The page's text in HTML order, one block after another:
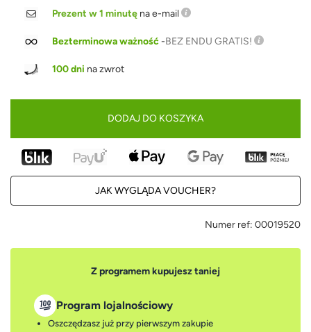
Prezent w 1 minutę na e-mail
Bezterminowa ważność-BEZ ENDU GRATIS!
100 dni na zwrot
DODAJ DO KOSZYKA
JAK WYGLĄDA VOUCHER?
Numer ref: 00019520
Z programem kupujesz taniej
Program lojalnościowy
Oszczędzasz już przy pierwszym zakupie